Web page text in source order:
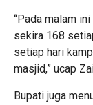
“Pada malam
sekira 168
setiap hari
masjid,” ucap
Bupati juga